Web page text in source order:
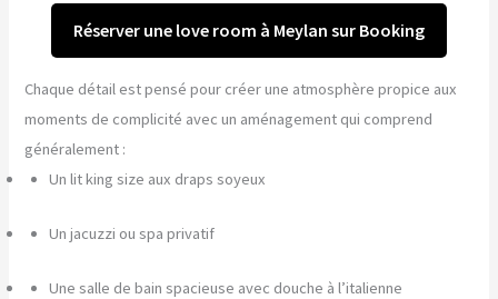
Réserver une love room à Meylan sur Booking
Chaque détail est pensé pour créer une atmosphère propice aux
moments de complicité avec un aménagement qui comprend
généralement :
Un lit king size aux draps soyeux
Un jacuzzi ou spa privatif
Une salle de bain spacieuse avec douche à l’italienne